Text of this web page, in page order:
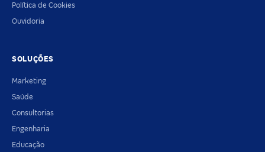
Política de Cookies
Ouvidoria
SOLUÇÕES
Marketing
Saúde
Consultorias
Engenharia
Educação